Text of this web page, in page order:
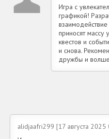
Игра с
графикой!
приносят массу
квестов и
и снова.
дружбы и
alidjaafri299 [17 августа 2025